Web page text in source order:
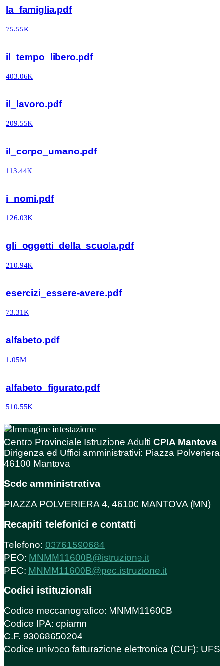
la_famiglia.pdf
75.55K
il_tempo_libero.pdf
403.06K
il_lavoro.pdf
209.55K
il_corpo_umano.pdf
113.44K
i_nomi.pdf
126.03K
gli_oggetti_della_scuola.pdf
210.94K
esercizi_essere-avere.pdf
73.31K
alfabeto.pdf
1.05M
alfabeto_figurato.pdf
510.55K
Centro Provinciale Istruzione Adulti CPIA Mantova
Dirigenza ed Uffici amministrativi: Piazza
46100 Mantova
Sede amministrativa
PIAZZA POLVERIERA 4, 46100 MANTOVA (MN)
Recapiti telefonici e contatti
Telefono: 03761590684
PEO: MNMM11600B@istruzione.it
PEC: MNMM11600B@pec.istruzione.it
Codici istituzionali
Codice meccanografico: MNMM11600B
Codice IPA: cpiamn
C.F. 93068650204
Codice univoco fatturazione elettronica (CUF):